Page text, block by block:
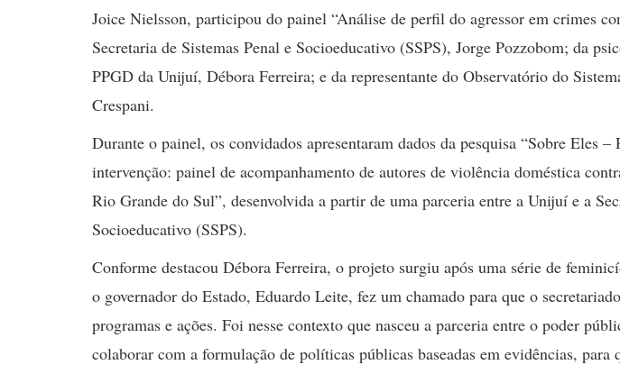
Joice Nielsson, participou do painel “Análise de perfil do agressor em crimes
Secretaria de Sistemas Penal e Socioeducativo (SSPS), Jorge Pozzobom; da
PPGD da Unijuí, Débora Ferreira; e da representante do Observatório do
Crespani.
Durante o painel, os convidados apresentaram dados da pesquisa “Sobre Eles
intervenção: painel de acompanhamento de autores de violência doméstica
Rio Grande do Sul”, desenvolvida a partir de uma parceria entre a Unijuí e a
Socioeducativo (SSPS).
Conforme destacou Débora Ferreira, o projeto surgiu após uma série de
o governador do Estado, Eduardo Leite, fez um chamado para que o
programas e ações. Foi nesse contexto que nasceu a parceria entre o poder
colaborar com a formulação de políticas públicas baseadas em evidências, para